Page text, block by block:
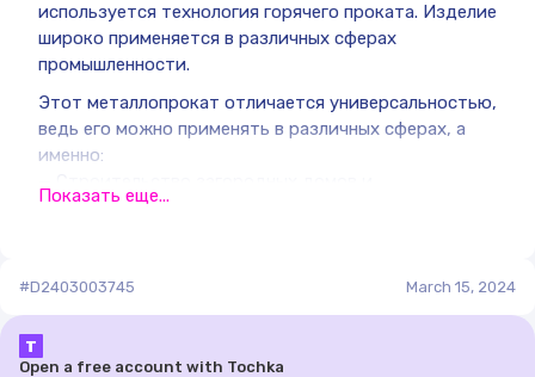
используется технология горячего проката. Изделие
широко применяется в различных сферах
промышленности.
Этот металлопрокат отличается универсальностью,
ведь его можно применять в различных сферах, а
именно:
многоэтажных зданий. В этом случае конструкция
здания;
— Ремонт и реставрационные работы;
— Создание откосов и оконных проёмов;
— Изготовление прочной мебели (в данном случае
Показать еще...
#D2403003745 March 15, 2024
Т
Open a free account with Tochka